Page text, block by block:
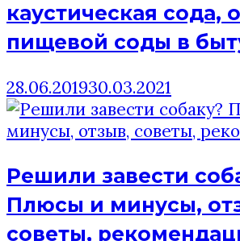
каустическая сода,
пищевой соды в
28.06.201930.03.2021
Решили завести
Плюсы и минусы,
советы,